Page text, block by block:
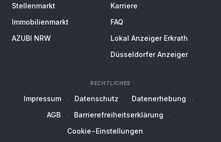
Stellenmarkt
Immobilienmarkt
AZUBI NRW
Karriere
FAQ
Lokal Anzeiger Erkrath
Düsseldorfer Anzeiger
RECHTLICHES
Impressum Datenschutz
Datenerhebung
AGB
Barrierefreiheitserklärung
Cookie-Einstellungen